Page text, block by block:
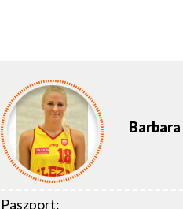
Barbara
Paszport: